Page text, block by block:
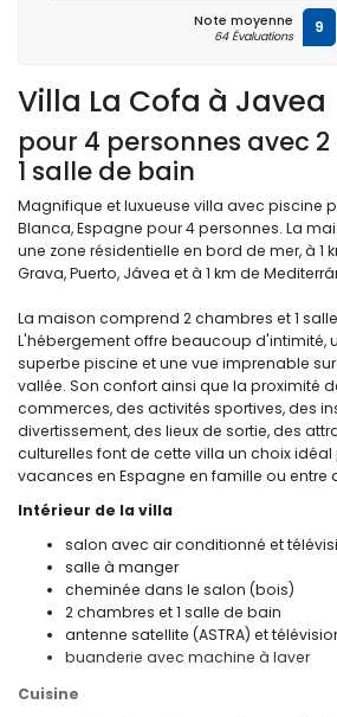
Villa La Cofa à Javea
pour 4 personnes avec
1 salle de bain
Magnifique et luxueuse villa avec piscine
Blanca, Espagne pour 4 personnes. La
une zone résidentielle en bord de mer, à 1
Grava, Puerto, Jávea et à 1 km de
La maison comprend 2 chambres et 1
L'hébergement offre beaucoup d'intimité,
superbe piscine et une vue imprenable
vallée. Son confort ainsi que la proximité
commerces, des activités sportives, des
divertissement, des lieux de sortie, des
culturelles font de cette villa un choix
vacances en Espagne en famille ou entre
Intérieur de la villa
salon avec air conditionné et
salle à manger
cheminée dans le salon (bois)
2 chambres et 1 salle de bain
antenne satellite (ASTRA) et
buanderie avec machine à laver
Cuisine
Note moyenne
64 Évaluations 9